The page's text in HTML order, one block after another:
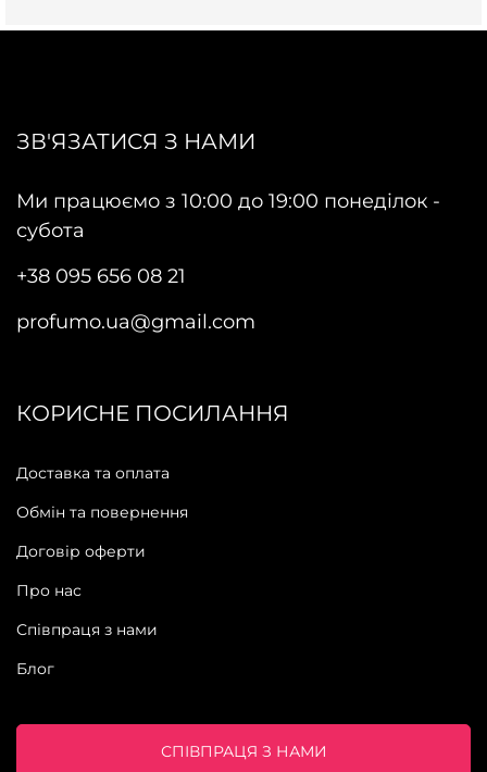
ЗВ'ЯЗАТИСЯ З НАМИ
Ми працюємо з 10:00 до 19:00 понеділок -
субота
+38 095 656 08 21
profumo.ua@gmail.com
КОРИСНЕ ПОСИЛАННЯ
Доставка та оплата
Обмін та повернення
Договір оферти
Про нас
Співпраця з нами
Блог
СПІВПРАЦЯ З НАМИ